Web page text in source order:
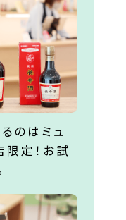
のはミュ
定！お試